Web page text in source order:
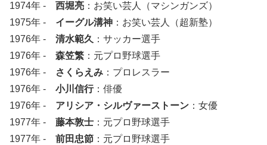
1974年 - 西堀亮 ：お笑い芸人（マシンガンズ）
1975年 - イーグル溝神 ：お笑い芸人（超新塾）
1976年 - 清水範久 ：サッカー選手
1976年 - 森笠繁 ：元プロ野球選手
1976年 -
さくらえみ ：プロレスラー
1976年 - 小川信行：俳優
1976年 - アリシア・シルヴァーストーン ：女優
1977年 - 藤本敦士 ：元プロ野球選手
1977年 - 前田忠節 ：元プロ野球選手